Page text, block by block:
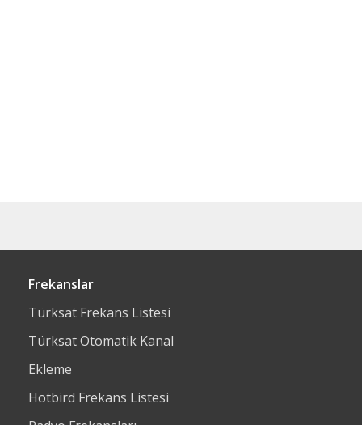
Frekanslar
Türksat Frekans Listesi
Türksat Otomatik Kanal
Ekleme
Hotbird Frekans Listesi